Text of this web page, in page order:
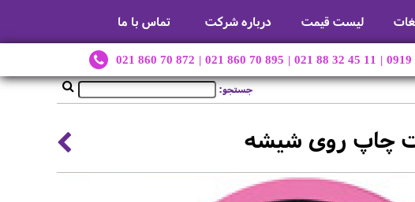
لیست قیمت درباره شرکت تماس با ما
021 860 70 872 | 021 860 70 895 | 021 88 32 45 11 | 0919
جستجو:
چاپ روی شیشه